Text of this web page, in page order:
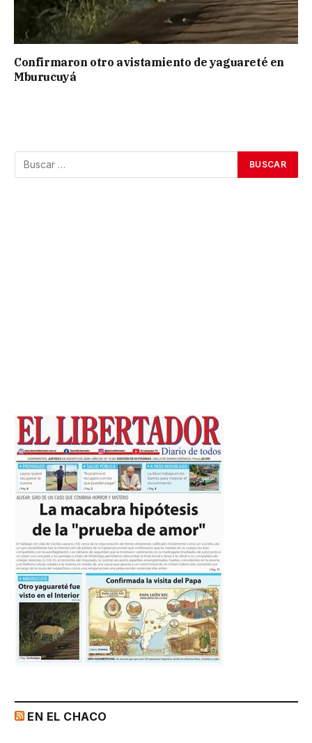
Confirmaron otro avistamiento de yaguareté en
Mburucuyá
EN EL CHACO